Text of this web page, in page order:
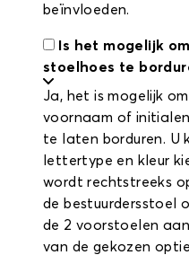
beïnvloeden.
Is het mogelijk
stoelhoes te
Ja, het is mogelijk
voornaam of
te laten borduren. U
lettertype en kleur
wordt rechtstreeks
de bestuurdersstoel
de 2 voorstoelen
van de gekozen